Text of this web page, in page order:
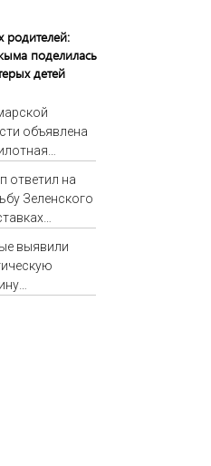
поделилась
детей
объявлена
ответил на
Зеленского
выявили